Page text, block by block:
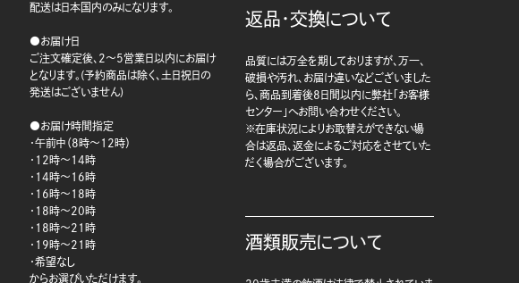
配送は日本国内のみになります。
●お届け日
ご注文確定後、2～5営業日以内にお届け
となります。(予約商品は除く、土日祝日の
発送はございません)
●お届け時間指定
・午前中（8時～12時）
・12時～14時
・14時～16時
・16時～18時
・18時～20時
・18時～21時
・19時～21時
・希望なし
からお選びいただけます。
返品・交換について
品質には万全を期しておりますが、万一、
破損や汚れ、お届け違いなどございました
ら、商品到着後8日間以内に弊社「お客様
センター」へお問い合わせください。
※在庫状況によりお取替えができない場
合は返品、返金によるご対応をさせていた
だく場合がございます。
酒類販売について